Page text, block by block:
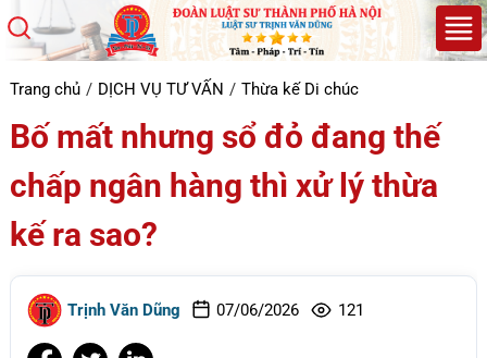
Trang chủ DỊCH VỤ TƯ VẤN Thừa kế Di chúc
Bố mất nhưng sổ đỏ đang thế
chấp ngân hàng thì xử lý thừa
kế ra sao?
Trịnh Văn Dũng 07/06/2026 121